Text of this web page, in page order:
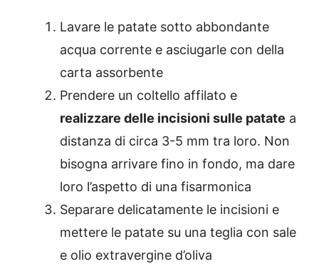
Lavare le patate sotto abbondante
acqua corrente e asciugarle con della
carta assorbente
Prendere un coltello affilato e
realizzare delle incisioni sulle patate a
distanza di circa 3-5 mm tra loro. Non
bisogna arrivare fino in fondo, ma dare
loro l’aspetto di una fisarmonica
Separare delicatamente le incisioni e
mettere le patate su una teglia con sale
e olio extravergine d’oliva